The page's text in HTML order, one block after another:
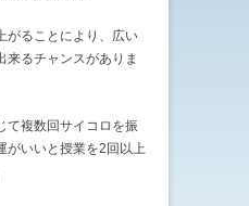
がることにより、広い
来るチャンスがありま
て複数回サイコロを振
がいいと授業を2回以上